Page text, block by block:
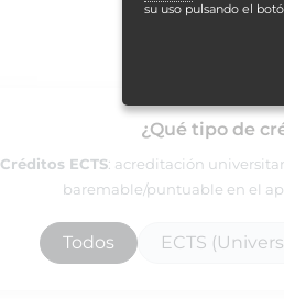
¿Qué tipo de
Créditos ECTS: acreditación
baremable/puntuable en el
Todos ECTS
su uso pulsando el